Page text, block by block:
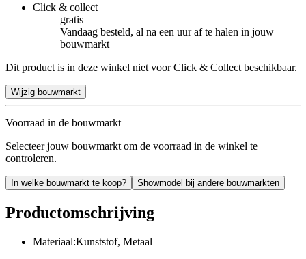
Click & collect
gratis
Vandaag besteld, al na een uur af te halen in jouw
bouwmarkt
Dit product is in deze winkel niet voor Click & Collect beschikbaar.
Wijzig bouwmarkt
Voorraad in de bouwmarkt
Selecteer jouw bouwmarkt om de voorraad in de winkel te
controleren.
In welke bouwmarkt te koop? Showmodel bij andere bouwmarkten
Productomschrijving
Materiaal:Kunststof, Metaal